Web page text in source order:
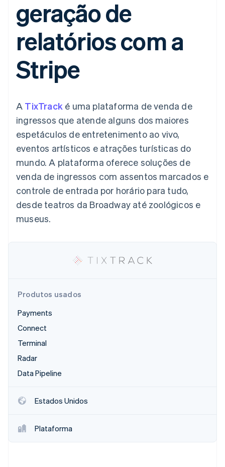
Authorization
Boost
Otimizações
de aceitação
Link
acelerado
Recognition
Automação
contábil
Relatórios
personalizados
Mais
Product roadmap
Veja o que está chegando
Radar
Prevenção de fraudes
Atlas
Incorporação de startups
Climate
Assista agora
Marketplaces
Gestão dos valores
Plataformas
SaaS
Por setor
Economia de criadores
Jogos
Hospitalidade, viagens
Seguros
Mídia e entretenimento
Organizações sem fins
lucrativos
Serviços profissionais
Setor público
Gerenciar assinaturas
Ofereça cobrança por
uso
Emita cartões
respaldados por
stablecoins
serviços com agentes
Recursos
Integrações de
Exemplos de códigos
Blog de
desenvolvedores
Status da API
Plano de ação do
produto
Conferência anual das
sessões
Carreiras
Stripe Press
Contato
Fale com a equipe de
vendas
Seja um parceiro
geração de
relatórios com a
Stripe
A TixTrack é uma plataforma de venda de
ingressos que atende alguns dos maiores
espetáculos de entretenimento ao vivo,
eventos artísticos e atrações turísticas do
mundo. A plataforma oferece soluções de
venda de ingressos com assentos marcados e
controle de entrada por horário para tudo,
desde teatros da Broadway até zoológicos e
museus.
Produtos usados
Payments
Connect
Terminal
Radar
Data Pipeline
Estados Unidos
Plataforma